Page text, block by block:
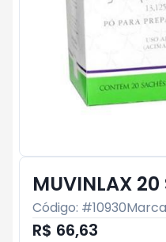
MUVINLAX 20
Código: #10930
R$ 66,63